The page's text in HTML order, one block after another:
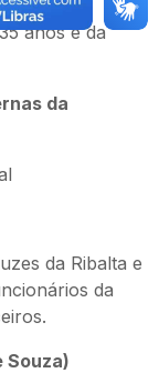
e
anos e da
da
da Ribalta e
da
Souza)